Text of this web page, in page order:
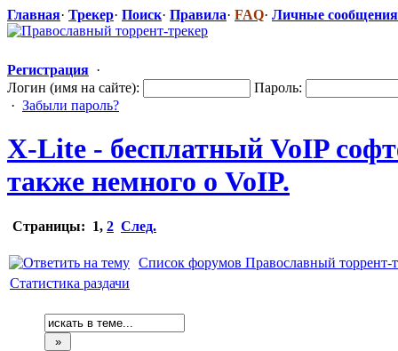
Главная· Трекер· Поиск· Правила· FAQ· Личные сообщения
Регистрация ·
Логин (имя на сайте):
Пароль:
· Забыли пароль?
X-Lite - бесплатный VoIP
также немного о VoIP.
Страницы: 1, 2 След.
Список форумов Православный торрент-
Статистика раздачи